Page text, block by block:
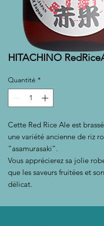
HITACHINO
Quantité *
Cette Red Rice Ale est
une variété ancienne de riz
“asamurasaki”.
Vous apprécierez sa jolie
que les saveurs fruitées et
délicat.